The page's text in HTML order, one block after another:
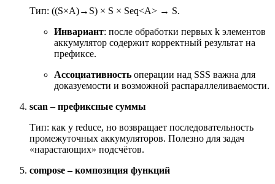
Тип: ((S×A)→S) × S × Seq<A> → S.
Инвариант: после обработки первых k элементов
аккумулятор содержит корректный результат на
префиксе.
Ассоциативность операции над SSS важна для
доказуемости и возможной распараллеливаемости.
scan – префиксные суммы
Тип: как у reduce, но возвращает последовательность
промежуточных аккумуляторов. Полезно для задач
«нарастающих» подсчётов.
compose – композиция функций